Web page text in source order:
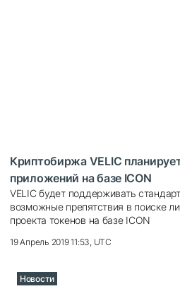
Криптобиржа VELIC
приложений на базе ICON
VELIC будет поддерживать
возможные препятствия в поиске
проекта токенов на базе ICON
19 Апрель 2019 11:53, UTC
Новости